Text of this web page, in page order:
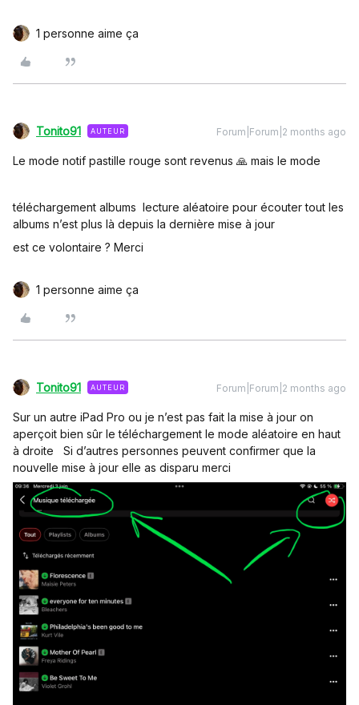
1 personne aime ça
Tonito91 AUTEUR Forum|Forum|2 months ago
Le mode notif pastille rouge sont revenus 🙏 mais le mode
téléchargement albums lecture aléatoire pour écouter tout les
albums n’est plus là depuis la dernière mise à jour
est ce volontaire ? Merci
1 personne aime ça
Tonito91 AUTEUR Forum|Forum|2 months ago
Sur un autre iPad Pro ou je n’est pas fait la mise à jour on
aperçoit bien sûr le téléchargement le mode aléatoire en haut
à droite Si d’autres personnes peuvent confirmer que la
nouvelle mise à jour elle as disparu merci